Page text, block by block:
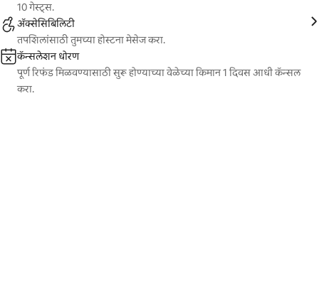
10 गेस्ट्स.
ॲक्सेसिबिलिटी
तपशिलांसाठी तुमच्या होस्टना मेसेज करा.
कॅन्सलेशन धोरण
पूर्ण रिफंड मिळवण्यासाठी सुरू होण्याच्या वेळेच्या किमान 1 दिवस आधी कॅन्सल
करा.